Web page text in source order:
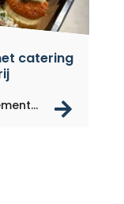
catering